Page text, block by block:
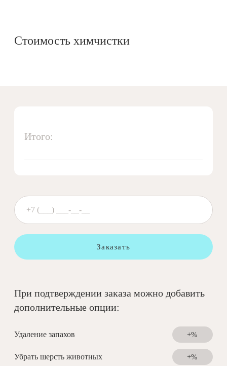
Стоимость химчистки
Итого:
Заказать
При подтверждении заказа можно добавить
дополнительные опции:
Удаление запахов +%
Убрать шерсть животных +%